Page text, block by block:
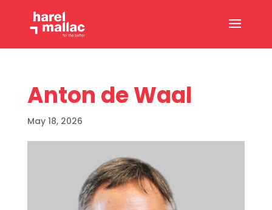
Anton de Waal
May 18, 2026